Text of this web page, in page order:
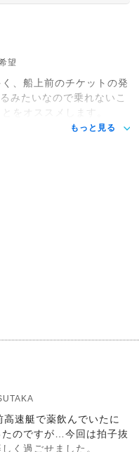
望
、船上前のチケットの発
みたいなので乗れないこ
をオススメします。
もっと見る
速艇で薬飲んでいたに
のですが…今回は拍子抜
く過ごせました。